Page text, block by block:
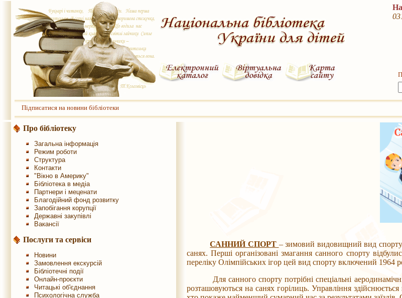
Підписатися на новини бібліотеки
Про бібліотеку
Загальна інформація
Режим роботи
Структура
Контакти
"Вікно в Америку"
Бібліотека в медіа
Партнери і меценати
Благодійний фонд розвитку
Запобігання корупції
Державні закупівлі
Вакансії
Послуги та сервіси
Новини
Замовлення екскурсій
Бібліотечні події
Онлайн-проєкти
Читацькі об'єднання
Психологічна служба
САННИЙ СПОРТ – зимовий видовищний вид
санях. Перші організовані змагання санного спорту
переліку Олімпійських ігор цей вид спорту включений 1964
Для санного спорту потрібні спеціальні
розташовуються на санях горілиць. Управління